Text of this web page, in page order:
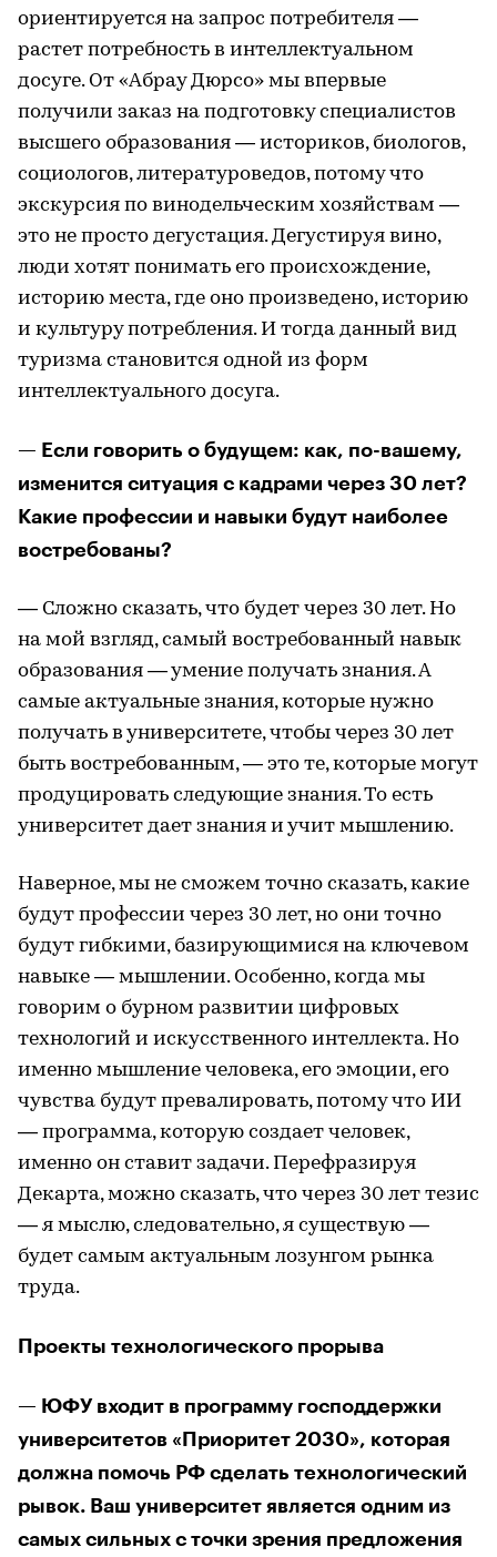
ориентируется на запрос потребителя —
растет потребность в интеллектуальном
досуге. От «Абрау Дюрсо» мы впервые
получили заказ на подготовку специалистов
высшего образования — историков, биологов,
социологов, литературоведов, потому что
экскурсия по винодельческим хозяйствам —
это не просто дегустация. Дегустируя вино,
люди хотят понимать его происхождение,
историю места, где оно произведено, историю
и культуру потребления. И тогда данный вид
туризма становится одной из форм
интеллектуального досуга.
— Если говорить о будущем: как, по-вашему,
изменится ситуация с кадрами через 30 лет?
Какие профессии и навыки будут наиболее
востребованы?
— Сложно сказать, что будет через 30 лет. Но
на мой взгляд, самый востребованный навык
образования — умение получать знания. А
самые актуальные знания, которые нужно
получать в университете, чтобы через 30 лет
быть востребованным, — это те, которые могут
продуцировать следующие знания. То есть
университет дает знания и учит мышлению.
Наверное, мы не сможем точно сказать, какие
будут профессии через 30 лет, но они точно
будут гибкими, базирующимися на ключевом
навыке — мышлении. Особенно, когда мы
говорим о бурном развитии цифровых
технологий и искусственного интеллекта. Но
именно мышление человека, его эмоции, его
чувства будут превалировать, потому что ИИ
— программа, которую создает человек,
именно он ставит задачи. Перефразируя
Декарта, можно сказать, что через 30 лет тезис
— я мыслю, следовательно, я существую —
будет самым актуальным лозунгом рынка
труда.
Проекты технологического прорыва
— ЮФУ входит в программу господдержки
университетов «Приоритет 2030», которая
должна помочь РФ сделать технологический
рывок. Ваш университет является одним из
самых сильных с точки зрения предложения